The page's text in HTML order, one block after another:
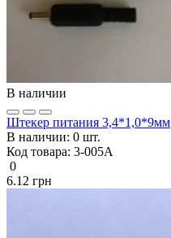
В наличии
Штекер питания 3,4*1,0*9мм
В наличии: 0 шт.
Код товара: 3-005А
0
6.12 грн